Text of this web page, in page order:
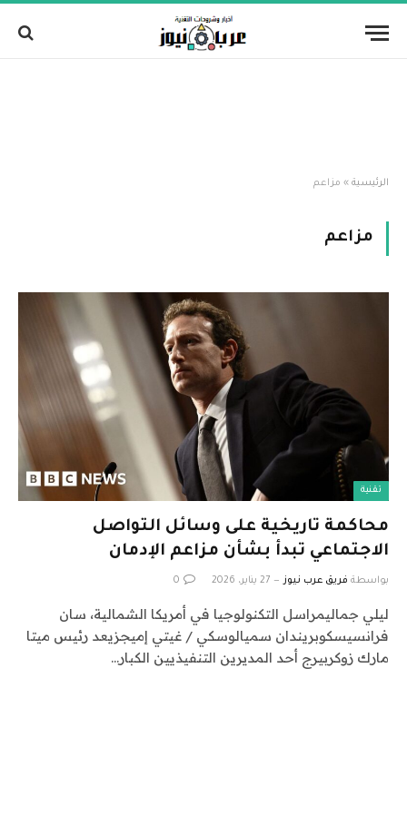
الرئيسية » مزاعم
مزاعم
تقنية
محاكمة تاريخية على وسائل التواصل
الاجتماعي تبدأ بشأن مزاعم الإدمان
بواسطة فريق عرب نيوز 27 يناير، 2026 0
ليلي جماليمراسل التكنولوجيا في أمريكا الشمالية، سان
فرانسيسكوبريندان سميالوسكي / غيتي إميجزيعد رئيس ميتا
مارك زوكربيرج أحد المديرين التنفيذيين الكبار…